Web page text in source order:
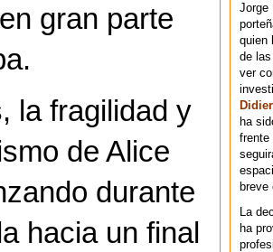
gran parte
la fragilidad y
de Alice
durante
hacia un final
Jorge
quien
de
ver
Didier
ha
frente
breve
La
ha